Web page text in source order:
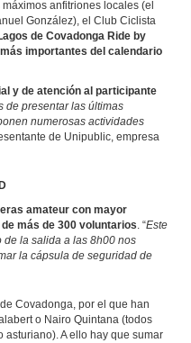
anfitriones locales (el
González), el Club Ciclista
de Covadonga Ride by
importantes del calendario
y de atención al participante
de presentar las últimas
numerosas actividades
de Unipublic, empresa
amateur con mayor
más de 300 voluntarios. “Este
de la salida a las 8h00 nos
la cápsula de seguridad de
Covadonga, por el que han
o Nairo Quintana (todos
A ello hay que sumar